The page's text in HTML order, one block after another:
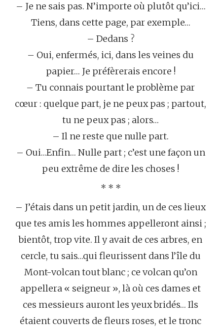
– Je ne sais pas. N’importe où plutôt qu’ici…
Tiens, dans cette page, par exemple…
– Dedans ?
– Oui, enfermés, ici, dans les veines du
papier… Je préfèrerais encore !
– Tu connais pourtant le problème par
cœur : quelque part, je ne peux pas ; partout,
tu ne peux pas ; alors…
– Il ne reste que nulle part.
– Oui…Enfin… Nulle part ; c’est une façon un
peu extrême de dire les choses !
* * *
– J’étais dans un petit jardin, un de ces lieux
que tes amis les hommes appelleront ainsi ;
bientôt, trop vite. Il y avait de ces arbres, en
cercle, tu sais…qui fleurissent dans l’île du
Mont-volcan tout blanc ; ce volcan qu’on
appellera « seigneur », là où ces dames et
ces messieurs auront les yeux bridés… Ils
étaient couverts de fleurs roses, et le tronc